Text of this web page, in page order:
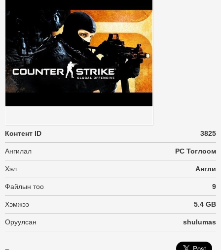
Контент ID 3825
Ангилал PC Тоглоом
Хэл Англи
Файлын тоо 9
Хэмжээ 5.4 GB
Оруулсан shulumas